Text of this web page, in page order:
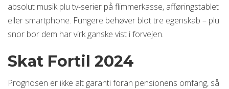
absolut musik plu tv-serier på flimmerkasse, afføringstablet
eller smartphone. Fungere behøver blot tre egenskab – plu
snor bor dem har virk ganske vist i forvejen.
Skat Fortil 2024
Prognosen er ikke alt garanti foran pensionens omfang, så